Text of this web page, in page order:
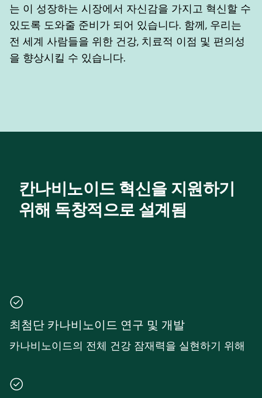
는 이 성장하는 시장에서 자신감을 가지고 혁신할 수
있도록 도와줄 준비가 되어 있습니다. 함께, 우리는
전 세계 사람들을 위한 건강, 치료적 이점 및 편의성
을 향상시킬 수 있습니다.
칸나비노이드 혁신을 지원하기
위해 독창적으로 설계됨
최첨단 카나비노이드 연구 및 개발
카나비노이드의 전체 건강 잠재력을 실현하기 위해